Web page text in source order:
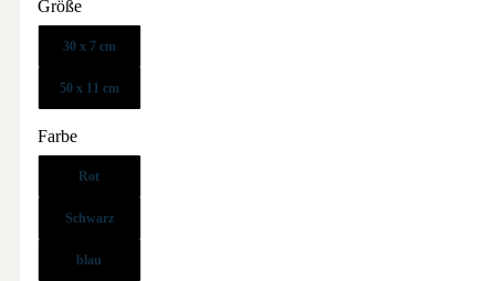
Größe
30 x 7 cm
50 x 11 cm
Farbe
Rot
Schwarz
blau